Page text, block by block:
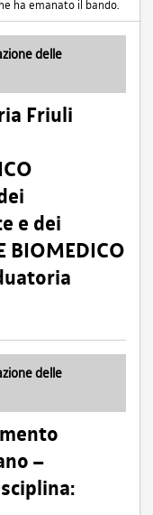
ha emanato il bando.
delle
Friuli
e dei
BIOMEDICO
delle
–